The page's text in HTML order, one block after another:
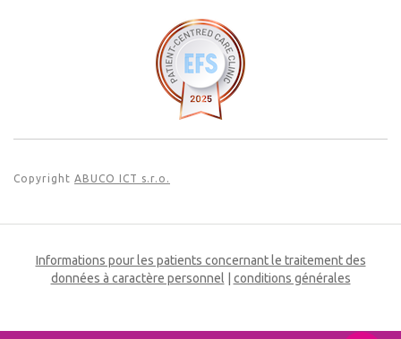
Copyright ABUCO ICT s.r.o.
Informations pour les patients concernant le traitement des
données à caractère personnel
conditions générales